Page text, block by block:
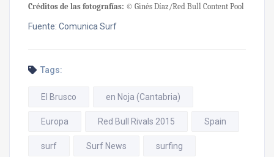
Créditos de las fotografías: © Ginés Díaz/Red Bull Content Pool
Fuente: Comunica Surf
Tags:
El Brusco en Noja (Cantabria)
Europa Red Bull Rivals 2015 Spain
surf Surf News surfing